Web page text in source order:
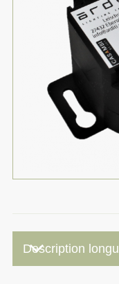
Description
keyboard_arrow_down